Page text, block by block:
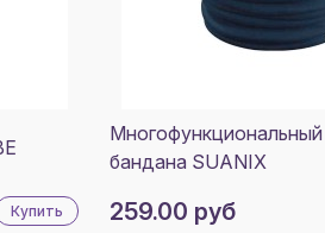
Купить
бандана SUANIX
259.00 руб